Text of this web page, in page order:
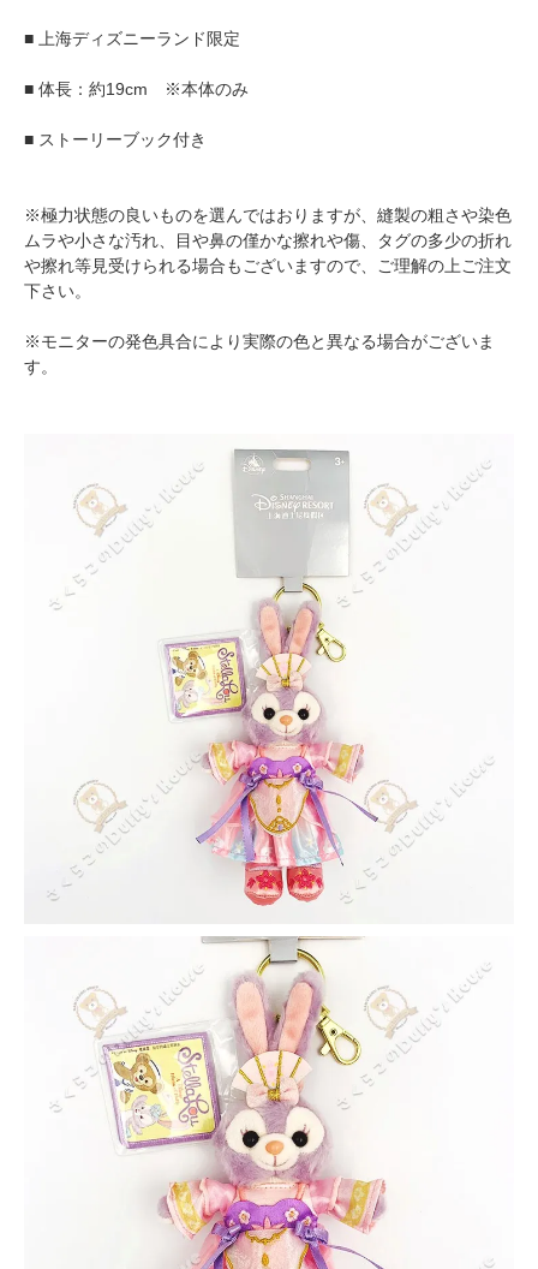
■ 上海ディズニーランド限定
■ 体長：約19cm ※本体のみ
■ ストーリーブック付き
※極力状態の良いものを選んではおりますが、縫製の粗さや染色
ムラや小さな汚れ、目や鼻の僅かな擦れや傷、タグの多少の折れ
や擦れ等見受けられる場合もございますので、ご理解の上ご注文
下さい。
※モニターの発色具合により実際の色と異なる場合がございま
す。